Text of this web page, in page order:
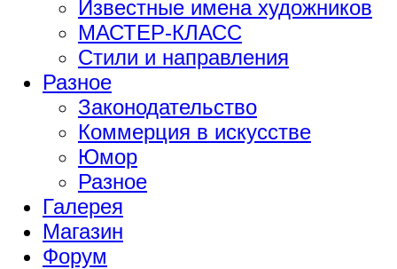
Известные имена художников
МАСТЕР-КЛАСС
Стили и направления
Разное
Законодательство
Коммерция в искусстве
Юмор
Разное
Галерея
Магазин
Форум